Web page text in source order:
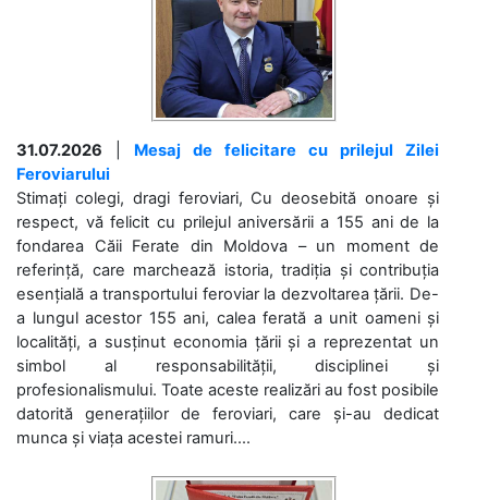
31.07.2026
Mesaj de felicitare cu prilejul Zilei
Feroviarului
Stimați colegi, dragi feroviari, Cu deosebită onoare și
respect, vă felicit cu prilejul aniversării a 155 ani de la
fondarea Căii Ferate din Moldova – un moment de
referință, care marchează istoria, tradiția și contribuția
esențială a transportului feroviar la dezvoltarea țării. De-
a lungul acestor 155 ani, calea ferată a unit oameni și
localități, a susținut economia țării și a reprezentat un
simbol al responsabilității, disciplinei și
profesionalismului. Toate aceste realizări au fost posibile
datorită generațiilor de feroviari, care și-au dedicat
munca și viața acestei ramuri....